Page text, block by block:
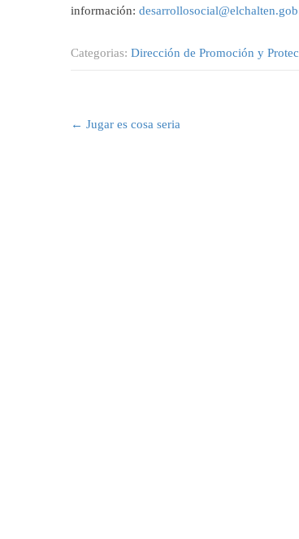
información:
Categorias: Dirección de Promoción y
navigation
← Jugar es cosa seria